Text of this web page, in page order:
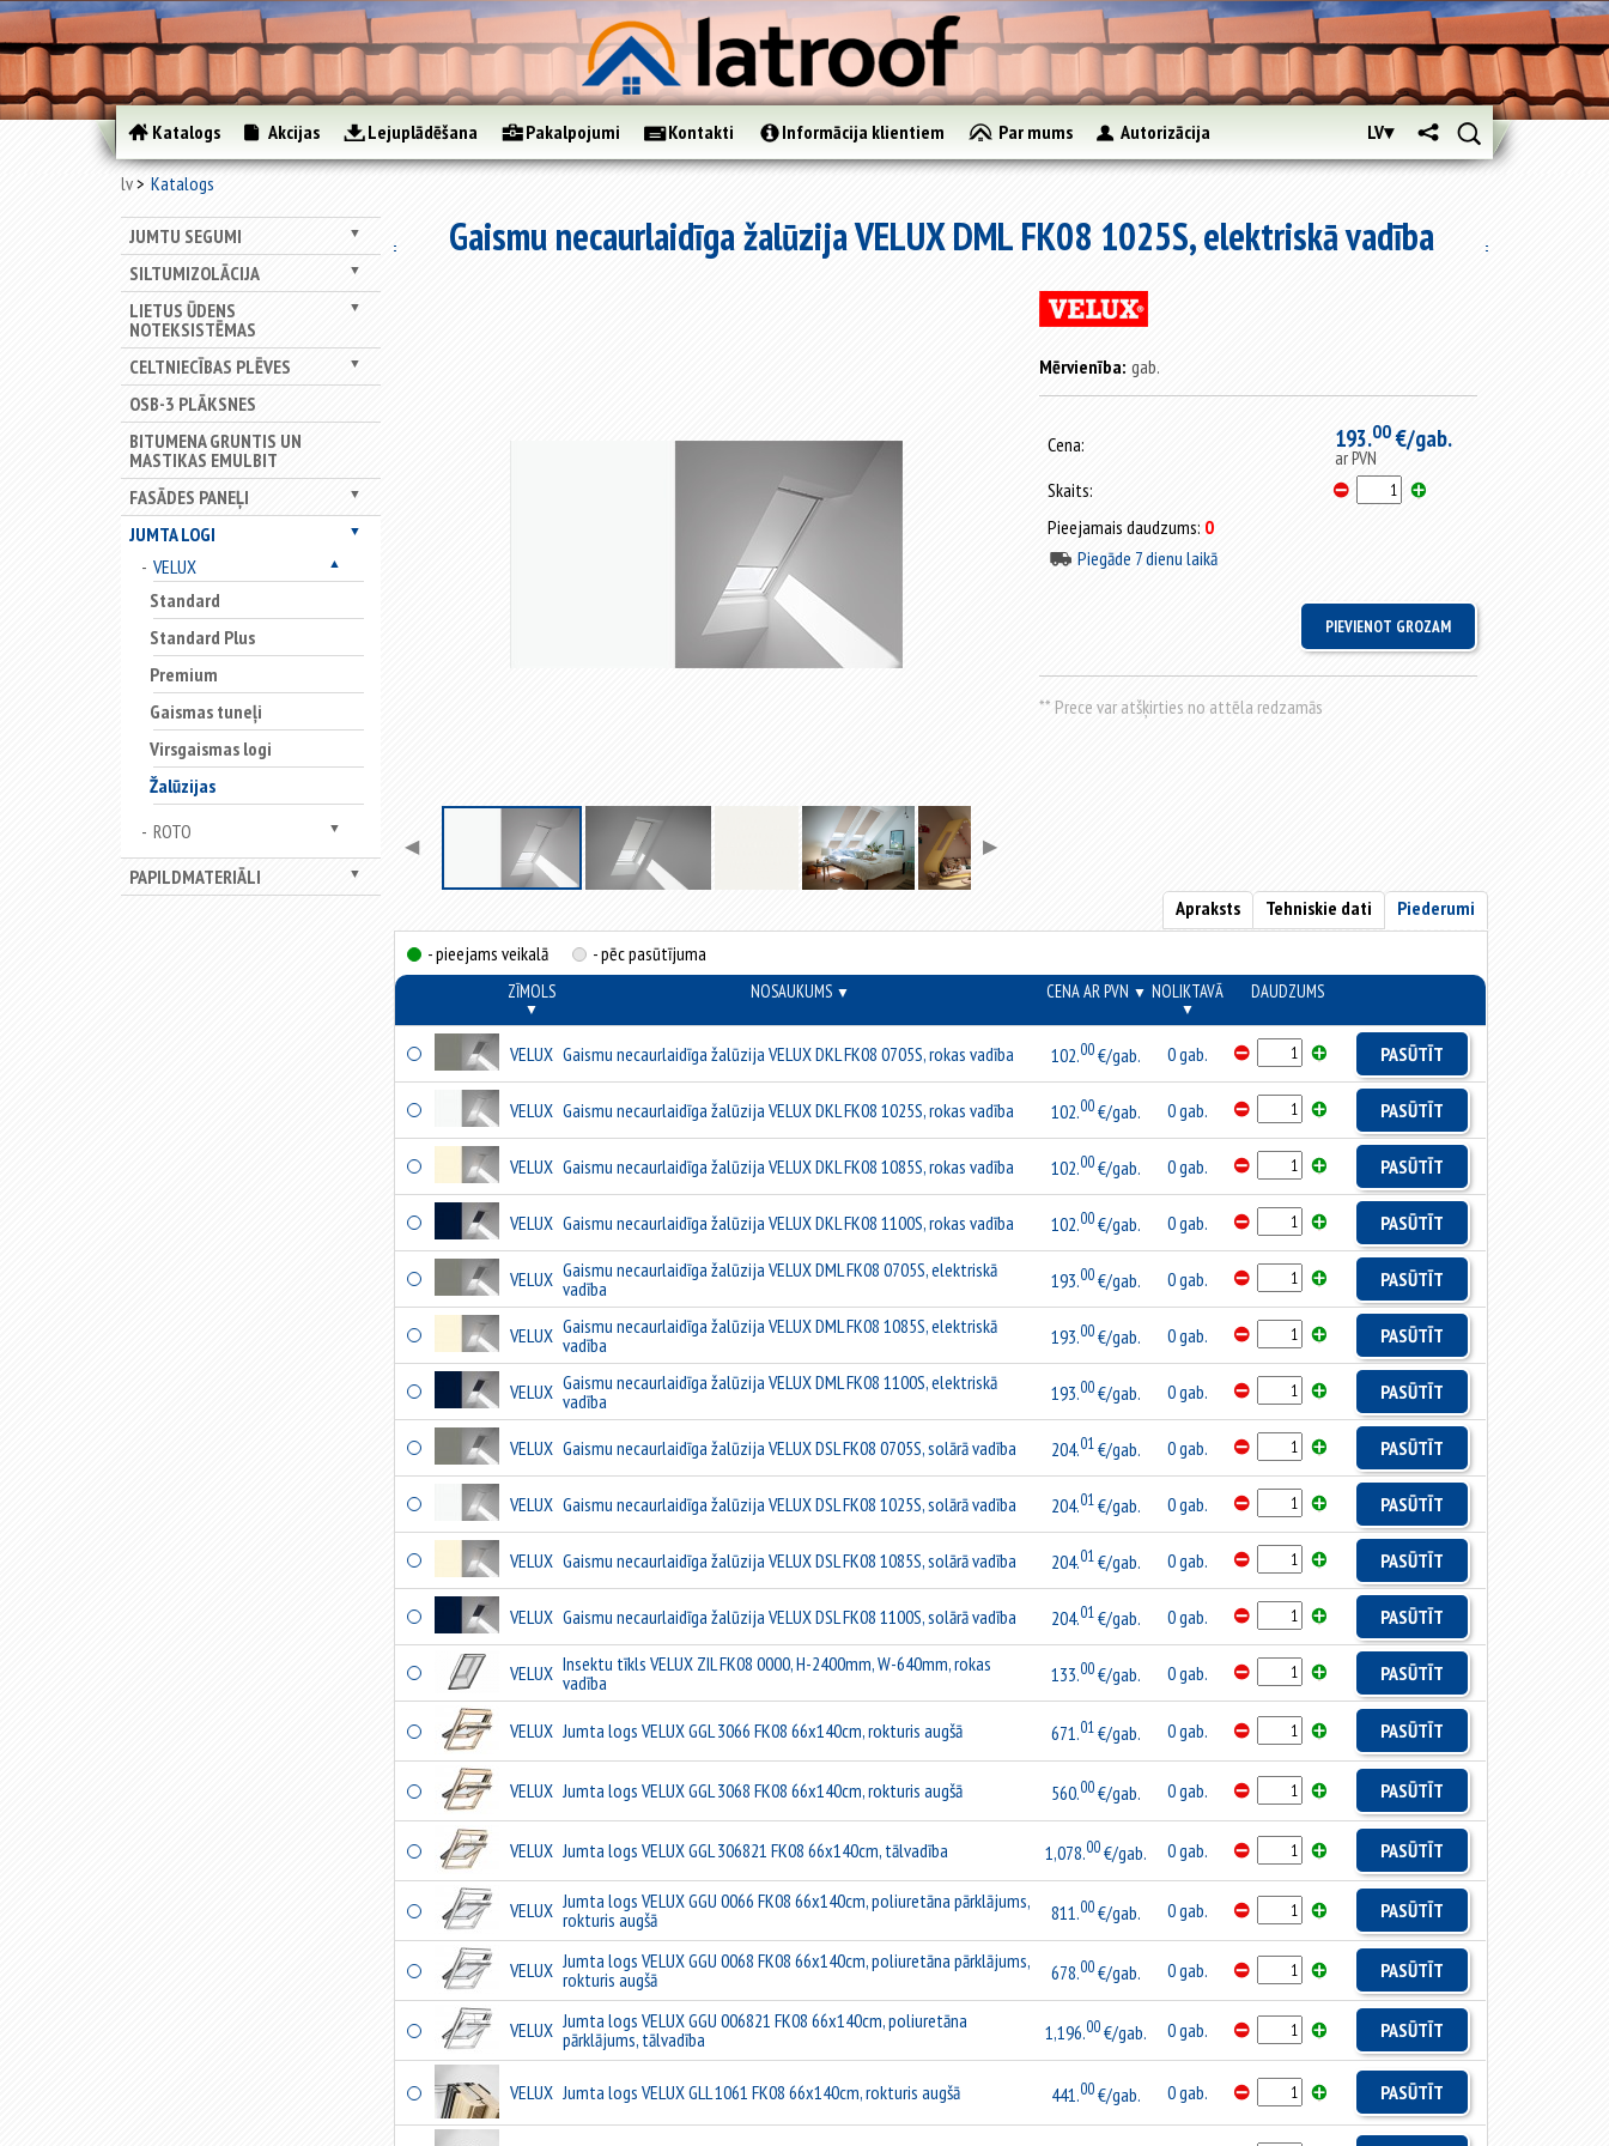
Katalogs Akcijas Lejuplādēšana Pakalpojumi Kontakti Informācija klientiem Par mums Autorizācija LV▾
lv Katalogs
▼
JUMTU SEGUMI
▼
SILTUMIZOLĀCIJA
▼
LIETUS ŪDENS
NOTEKSISTĒMAS
▼
CELTNIECĪBAS PLĒVES
OSB-3 PLĀKSNES
BITUMENA GRUNTIS UN
MASTIKAS EMULBIT
▼
FASĀDES PANEĻI
▼
JUMTA LOGI
▲
VELUX
Standard
Standard Plus
Premium
Gaismas tuneļi
Virsgaismas logi
Žalūzijas
▼
ROTO
▼
PAPILDMATERIĀLI
Gaismu necaurlaidīga žalūzija VELUX DML FK08 1025S, elektriskā vadība
◀ ▶
Mērvienība: gab.
Cena: 193.00€/gab.
ar PVN
Skaits:
Pieejamais daudzums: 0
Piegāde 7 dienu laikā
** Prece var atšķirties no attēla redzamās
Piederumi
Tehniskie dati
Apraksts
- pieejams veikalā
- pēc pasūtījuma
ZĪMOLS
▼
NOSAUKUMS ▼ CENA AR PVN ▼ NOLIKTAVĀ
▼
DAUDZUMS
VELUX Gaismu necaurlaidīga žalūzija VELUX DKL FK08 0705S, rokas vadība 102.00€/gab. 0 gab. PASŪTĪT
VELUX Gaismu necaurlaidīga žalūzija VELUX DKL FK08 1025S, rokas vadība 102.00€/gab. 0 gab. PASŪTĪT
VELUX Gaismu necaurlaidīga žalūzija VELUX DKL FK08 1085S, rokas vadība 102.00€/gab. 0 gab. PASŪTĪT
VELUX Gaismu necaurlaidīga žalūzija VELUX DKL FK08 1100S, rokas vadība 102.00€/gab. 0 gab. PASŪTĪT
VELUX Gaismu necaurlaidīga žalūzija VELUX DML FK08 0705S, elektriskā
vadība
193.00€/gab. 0 gab. PASŪTĪT
VELUX Gaismu necaurlaidīga žalūzija VELUX DML FK08 1085S, elektriskā
vadība
193.00€/gab. 0 gab. PASŪTĪT
VELUX Gaismu necaurlaidīga žalūzija VELUX DML FK08 1100S, elektriskā
vadība
193.00€/gab. 0 gab. PASŪTĪT
VELUX Gaismu necaurlaidīga žalūzija VELUX DSL FK08 0705S, solārā vadība 204.01€/gab. 0 gab. PASŪTĪT
VELUX Gaismu necaurlaidīga žalūzija VELUX DSL FK08 1025S, solārā vadība 204.01€/gab. 0 gab. PASŪTĪT
VELUX Gaismu necaurlaidīga žalūzija VELUX DSL FK08 1085S, solārā vadība 204.01€/gab. 0 gab. PASŪTĪT
VELUX Gaismu necaurlaidīga žalūzija VELUX DSL FK08 1100S, solārā vadība 204.01€/gab. 0 gab. PASŪTĪT
VELUX Insektu tīkls VELUX ZIL FK08 0000, H-2400mm, W-640mm, rokas
vadība
133.00€/gab. 0 gab. PASŪTĪT
VELUX Jumta logs VELUX GGL 3066 FK08 66x140cm, rokturis augšā 671.01€/gab. 0 gab. PASŪTĪT
VELUX Jumta logs VELUX GGL 3068 FK08 66x140cm, rokturis augšā 560.00€/gab. 0 gab. PASŪTĪT
VELUX Jumta logs VELUX GGL 306821 FK08 66x140cm, tālvadība 1,078.00€/gab. 0 gab. PASŪTĪT
VELUX Jumta logs VELUX GGU 0066 FK08 66x140cm, poliuretāna pārklājums,
rokturis augšā
811.00€/gab. 0 gab. PASŪTĪT
VELUX Jumta logs VELUX GGU 0068 FK08 66x140cm, poliuretāna pārklājums,
rokturis augšā
678.00€/gab. 0 gab. PASŪTĪT
VELUX Jumta logs VELUX GGU 006821 FK08 66x140cm, poliuretāna
pārklājums, tālvadība
1,196.00€/gab. 0 gab. PASŪTĪT
VELUX Jumta logs VELUX GLL 1061 FK08 66x140cm, rokturis augšā 441.00€/gab. 0 gab. PASŪTĪT